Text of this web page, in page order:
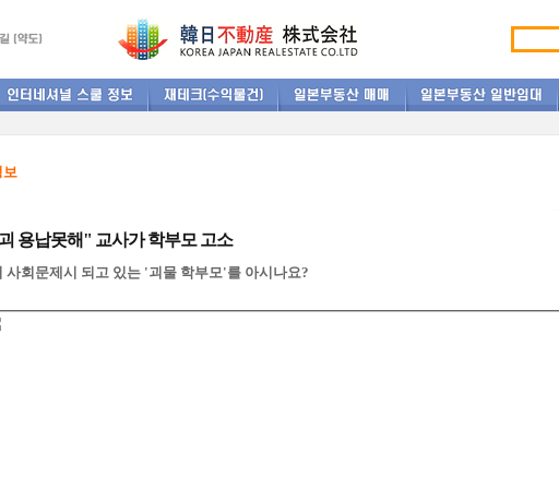
보
용납못해" 교사가 학부모 고소
사회문제시 되고 있는 '괴물 학부모'를 아시나요?